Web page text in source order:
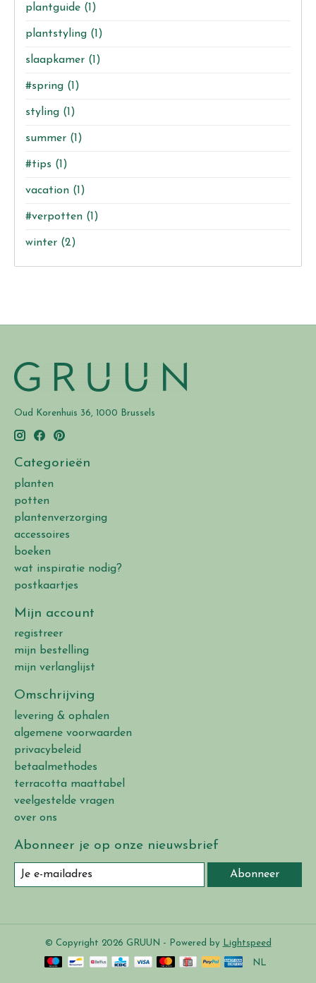
plantguide (1)
plantstyling (1)
slaapkamer (1)
#spring (1)
styling (1)
summer (1)
#tips (1)
vacation (1)
#verpotten (1)
winter (2)
Oud Korenhuis 36, 1000 Brussels
Categorieën
planten
potten
plantenverzorging
accessoires
boeken
wat inspiratie nodig?
postkaartjes
Mijn account
registreer
mijn bestelling
mijn verlanglijst
Omschrijving
levering & ophalen
algemene voorwaarden
privacybeleid
betaalmethodes
terracotta maattabel
veelgestelde vragen
over ons
Abonneer je op onze nieuwsbrief
Abonneer
© Copyright 2026 GRUUN - Powered by Lightspeed
NL